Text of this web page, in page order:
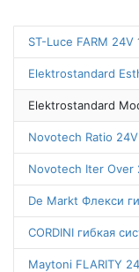
ST-Luce FARM 24V
Elektrostandard
Elektrostandard
Novotech Ratio
Novotech Iter Over
De Markt Флекси
CORDINI гибкая
Maytoni FLARITY